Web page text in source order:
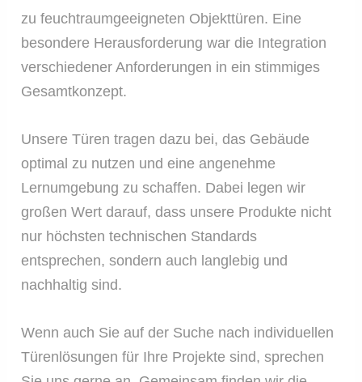
zu feuchtraumgeeigneten Objekttüren. Eine
besondere Herausforderung war die Integration
verschiedener Anforderungen in ein stimmiges
Gesamtkonzept.
Unsere Türen tragen dazu bei, das Gebäude
optimal zu nutzen und eine angenehme
Lernumgebung zu schaffen. Dabei legen wir
großen Wert darauf, dass unsere Produkte nicht
nur höchsten technischen Standards
entsprechen, sondern auch langlebig und
nachhaltig sind.
Wenn auch Sie auf der Suche nach individuellen
Türenlösungen für Ihre Projekte sind, sprechen